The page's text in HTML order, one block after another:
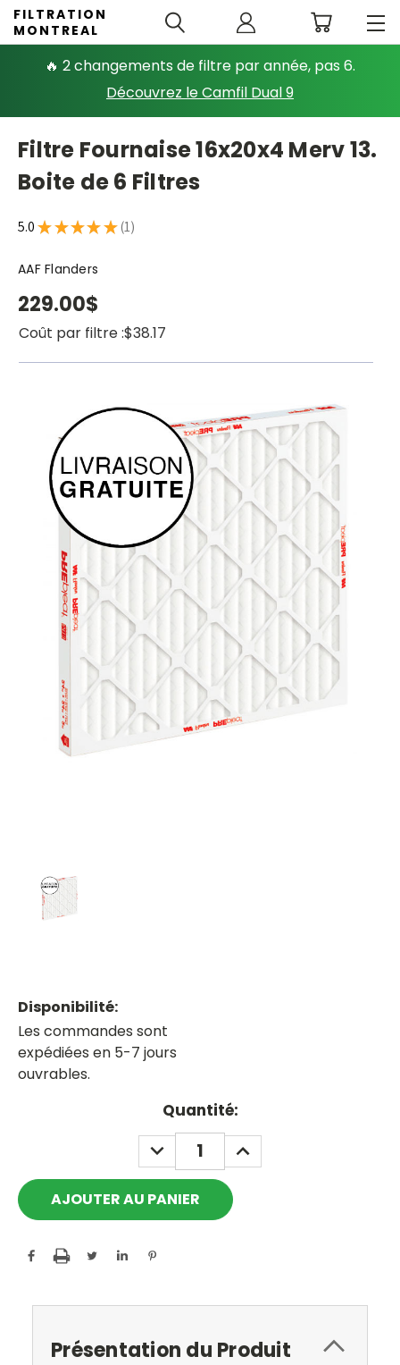
🔥 2 changements de filtre par année, pas 6.
Découvrez le Camfil Dual 9
FILTRATION
MONTREAL
Filtre Fournaise 16x20x4 Merv 13.
Boite de 6 Filtres
5.0★ ★ ★ ★ ★ 1
1
AAF Flanders
229.00$
Coût par filtre :$38.17
Disponibilité:
Les commandes sont
expédiées en 5-7 jours
ouvrables.
Quantité:
DECREASE
QUANTITY:
INCREASE
QUANTITY:
Présentation du Produit